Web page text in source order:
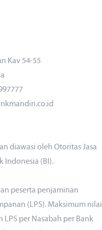
Kav 54-55
diawasi oleh Otoritas Jasa
Indonesia (BI).
peserta penjaminan
(LPS). Maksimum nilai
per Nasabah per Bank